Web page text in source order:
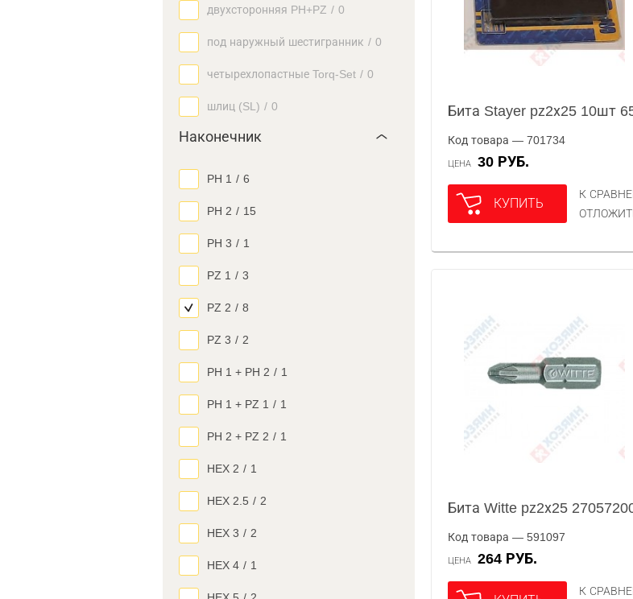
двухсторонняя PH+PZ / 0
под наружный шестигранник / 0
четырехлопастные Torq-Set / 0
шлиц (SL) / 0
Наконечник
PH 1 / 6
PH 2 / 15
PH 3 / 1
PZ 1 / 3
PZ 2 / 8
PZ 3 / 2
PH 1 + PH 2 / 1
PH 1 + PZ 1 / 1
PH 2 + PZ 2 / 1
HEX 2 / 1
HEX 2.5 / 2
HEX 3 / 2
HEX 4 / 1
Бита Stayer pz2х25 10шт
Код товара — 701734
ЦЕНА 30 РУБ.
КУПИТЬ
К
Бита Witte pz2х25
Код товара — 591097
ЦЕНА 264 РУБ.
К